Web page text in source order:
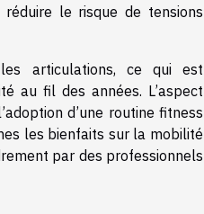
le risque de tensions
articulations, ce qui est
au fil des années. L’aspect
d’une routine fitness
les bienfaits sur la mobilité
par des professionnels